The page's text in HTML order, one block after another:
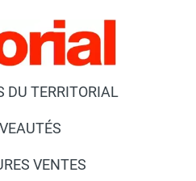
DU TERRITORIAL
VENTES